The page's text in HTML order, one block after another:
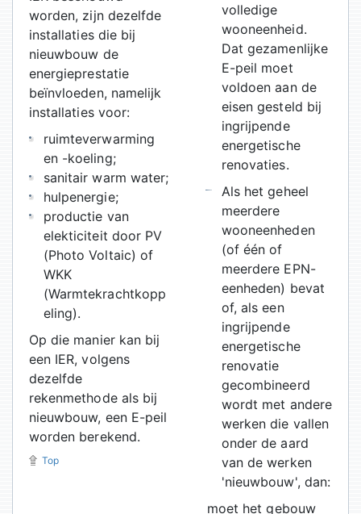
worden, zijn dezelfde
installaties die bij
nieuwbouw de
energieprestatie
beïnvloeden, namelijk
installaties voor:
ruimteverwarming
en -koeling;
sanitair warm water;
hulpenergie;
productie van
elekticiteit door PV
(Photo Voltaic) of
WKK
(Warmtekrachtkopp
eling).
Op die manier kan bij
een IER, volgens
dezelfde
rekenmethode als bij
nieuwbouw, een E-peil
worden berekend.
Top
volledige
wooneenheid.
Dat gezamenlijke
E-peil moet
voldoen aan de
eisen gesteld bij
ingrijpende
energetische
renovaties.
Als het geheel
meerdere
wooneenheden
(of één of
meerdere EPN-
eenheden) bevat
of, als een
ingrijpende
energetische
renovatie
gecombineerd
wordt met andere
werken die vallen
onder de aard
van de werken
'nieuwbouw', dan:
moet het gebouw